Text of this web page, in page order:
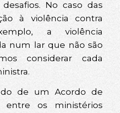
No caso das
à violência contra
a violência
num lar que não são
considerar cada
de um Acordo de
entre os ministérios